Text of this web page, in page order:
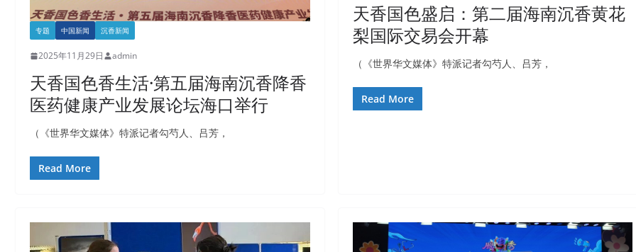
专题 中国新闻 沉香新闻
2025年11月29日 admin
天香国色香生活·第五届海南沉香降香
医药健康产业发展论坛海口举行
（《世界华文媒体》特派记者勾芍人、吕芳，
Read More
天香国色盛启：第二届海南沉香黄花
梨国际交易会开幕
（《世界华文媒体》特派记者勾芍人、吕芳，
Read More